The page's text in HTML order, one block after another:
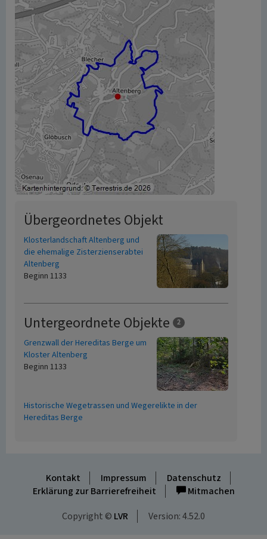
Übergeordnetes Objekt
Klosterlandschaft Altenberg und
die ehemalige Zisterzienserabtei
Altenberg
Beginn 1133
Untergeordnete Objekte 2
Grenzwall der Hereditas Berge um
Kloster Altenberg
Beginn 1133
Historische Wegetrassen und Wegerelikte in der
Hereditas Berge
Kontakt Impressum
Datenschutz
Erklärung zur Barrierefreiheit
Mitmachen
Copyright © LVR Version: 4.52.0